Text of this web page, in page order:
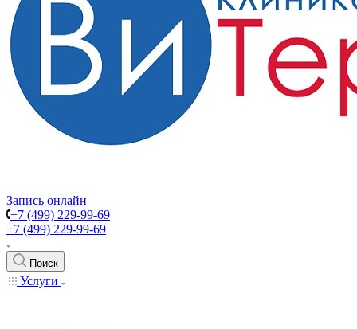
Запись онлайн
+7 (499) 229-99-69
+7 (499) 229-99-69
Поиск
Услуги